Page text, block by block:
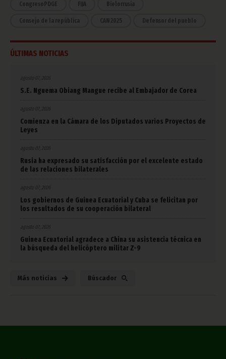
CongresoPDGE FIJA Bielorrusia
Consejo de la república CAN 2025 Defensor del pueblo
ÚLTIMAS NOTICIAS
agosto 07, 2026
S.E. Nguema Obiang Mangue recibe al Embajador de Corea
agosto 07, 2026
Comienza en la Cámara de los Diputados varios Proyectos de
Leyes
agosto 07, 2026
Rusia ha expresado su satisfacción por el excelente estado
de las relaciones bilaterales
agosto 07, 2026
Los gobiernos de Guinea Ecuatorial y Cuba se felicitan por
los resultados de su cooperación bilateral
agosto 07, 2026
Guinea Ecuatorial agradece a China su asistencia técnica en
la búsqueda del helicóptero militar Z-9
Más noticias Búscador